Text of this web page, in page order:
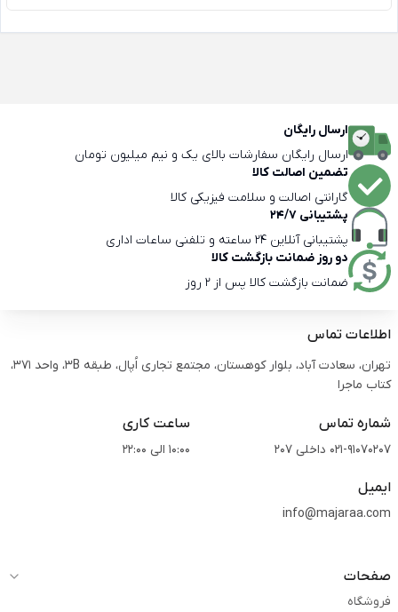
ارسال رایگان
ارسال رایگان سفارشات بالای یک و نیم میلیون تومان
تضمین اصالت کالا
گارانتی اصالت و سلامت فیزیکی کالا
پشتیبانی 24/7
پشتیبانی آنلاین 24 ساعته و تلفنی ساعات اداری
دو روز ضمانت بازگشت کالا
ضمانت بازگشت کالا پس از 2 روز
اطلاعات تماس
تهران، سعادت آباد، بلوار کوهستان، مجتمع تجاری اُپال، طبقه 3B، واحد 371،
کتاب ماجرا
شماره تماس
021-91070207 داخلی 207
ساعت کاری
10:00 الی 22:00
ایمیل
info@majaraa.com
صفحات
فروشگاه